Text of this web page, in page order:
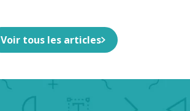
Voir tous les articles